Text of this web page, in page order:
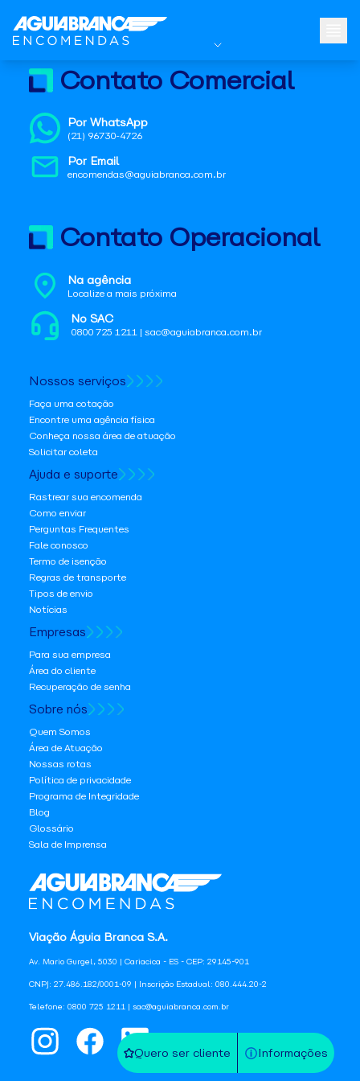
Quero ser cliente Informações
Viação Águia Branca S.A.
Av. Mario Gurgel, 5030 | Cariacica - ES - CEP: 29145-901
CNPJ: 27.486.182/0001-09 | Inscrição Estadual: 080.444.20-2
Telefone: 0800 725 1211 | sac@aguiabranca.com.br
Contato Comercial
Por WhatsApp
(21) 96730-4726
Por Email
encomendas@aguiabranca.com.br
Contato Operacional
Na agência
Localize a mais próxima
No SAC
0800 725 1211 | sac@aguiabranca.com.br
Nossos serviços
Faça uma cotação
Encontre uma agência física
Conheça nossa área de atuação
Solicitar coleta
Ajuda e suporte
Rastrear sua encomenda
Como enviar
Perguntas Frequentes
Fale conosco
Termo de isenção
Regras de transporte
Tipos de envio
Notícias
Empresas
Para sua empresa
Área do cliente
Recuperação de senha
Sobre nós
Quem Somos
Área de Atuação
Nossas rotas
Política de privacidade
Programa de Integridade
Blog
Glossário
Sala de Imprensa